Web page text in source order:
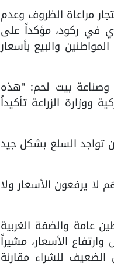
مراعاة الظروف وعدم
في ركود، مؤكداً على
والبيع بأسعار
وصناعة بيت لحم: "هذه
الزراعة تأكيداً
تواجد السلع بشكل جيد
لا يرفعون الأسعار ولا
عامة والضفة الغربية
الأسعار، مشيراً
الضعيف للشراء مقارنة